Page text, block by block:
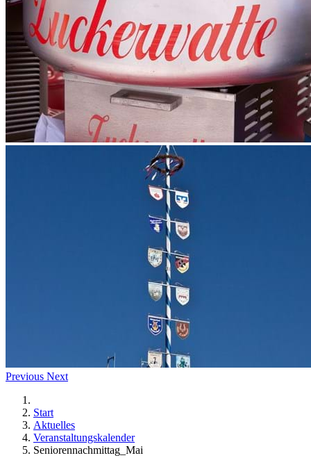
Previous Next
Start
Aktuelles
Veranstaltungskalender
Seniorennachmittag_Mai